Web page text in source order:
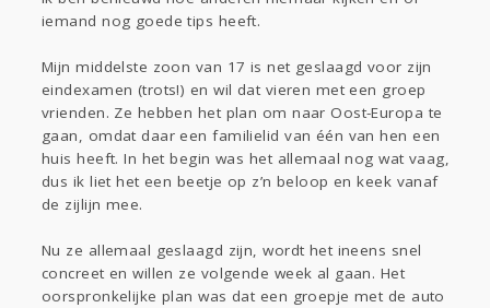
Lezen
iemand nog goede tips heeft.
Mijn middelste zoon van 17 is net geslaagd voor zijn
eindexamen (trots!) en wil dat vieren met een groep
vrienden. Ze hebben het plan om naar Oost-Europa te
gaan, omdat daar een familielid van één van hen een
huis heeft. In het begin was het allemaal nog wat vaag,
dus ik liet het een beetje op z’n beloop en keek vanaf
de zijlijn mee.
Nu ze allemaal geslaagd zijn, wordt het ineens snel
concreet en willen ze volgende week al gaan. Het
oorspronkelijke plan was dat een groepje met de auto